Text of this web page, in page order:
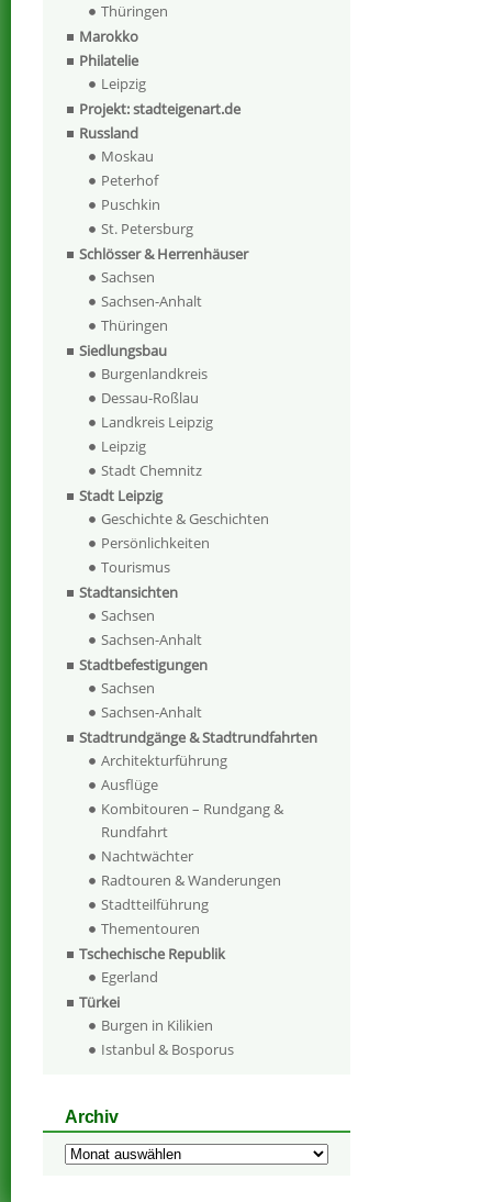
Thüringen
Marokko
Philatelie
Leipzig
Projekt: stadteigenart.de
Russland
Moskau
Peterhof
Puschkin
St. Petersburg
Schlösser & Herrenhäuser
Sachsen
Sachsen-Anhalt
Thüringen
Siedlungsbau
Burgenlandkreis
Dessau-Roßlau
Landkreis Leipzig
Leipzig
Stadt Chemnitz
Stadt Leipzig
Geschichte & Geschichten
Persönlichkeiten
Tourismus
Stadtansichten
Sachsen
Sachsen-Anhalt
Stadtbefestigungen
Sachsen
Sachsen-Anhalt
Stadtrundgänge & Stadtrundfahrten
Architekturführung
Ausflüge
Kombitouren – Rundgang &
Rundfahrt
Nachtwächter
Radtouren & Wanderungen
Stadtteilführung
Thementouren
Tschechische Republik
Egerland
Türkei
Burgen in Kilikien
Istanbul & Bosporus
Archiv
Archiv